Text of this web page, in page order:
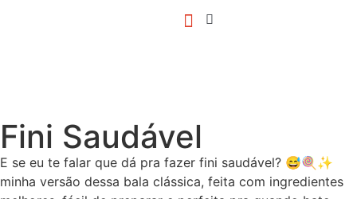
Fini Saudável
E se eu te falar que dá pra fazer fini saudável? 😅🍭✨
minha versão dessa bala clássica, feita com ingredientes